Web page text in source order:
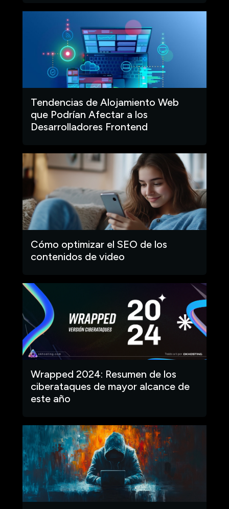
Tendencias de Alojamiento Web
que Podrían Afectar a los
Desarrolladores Frontend
Cómo optimizar el SEO de los
contenidos de video
Wrapped 2024: Resumen de los
ciberataques de mayor alcance de
este año